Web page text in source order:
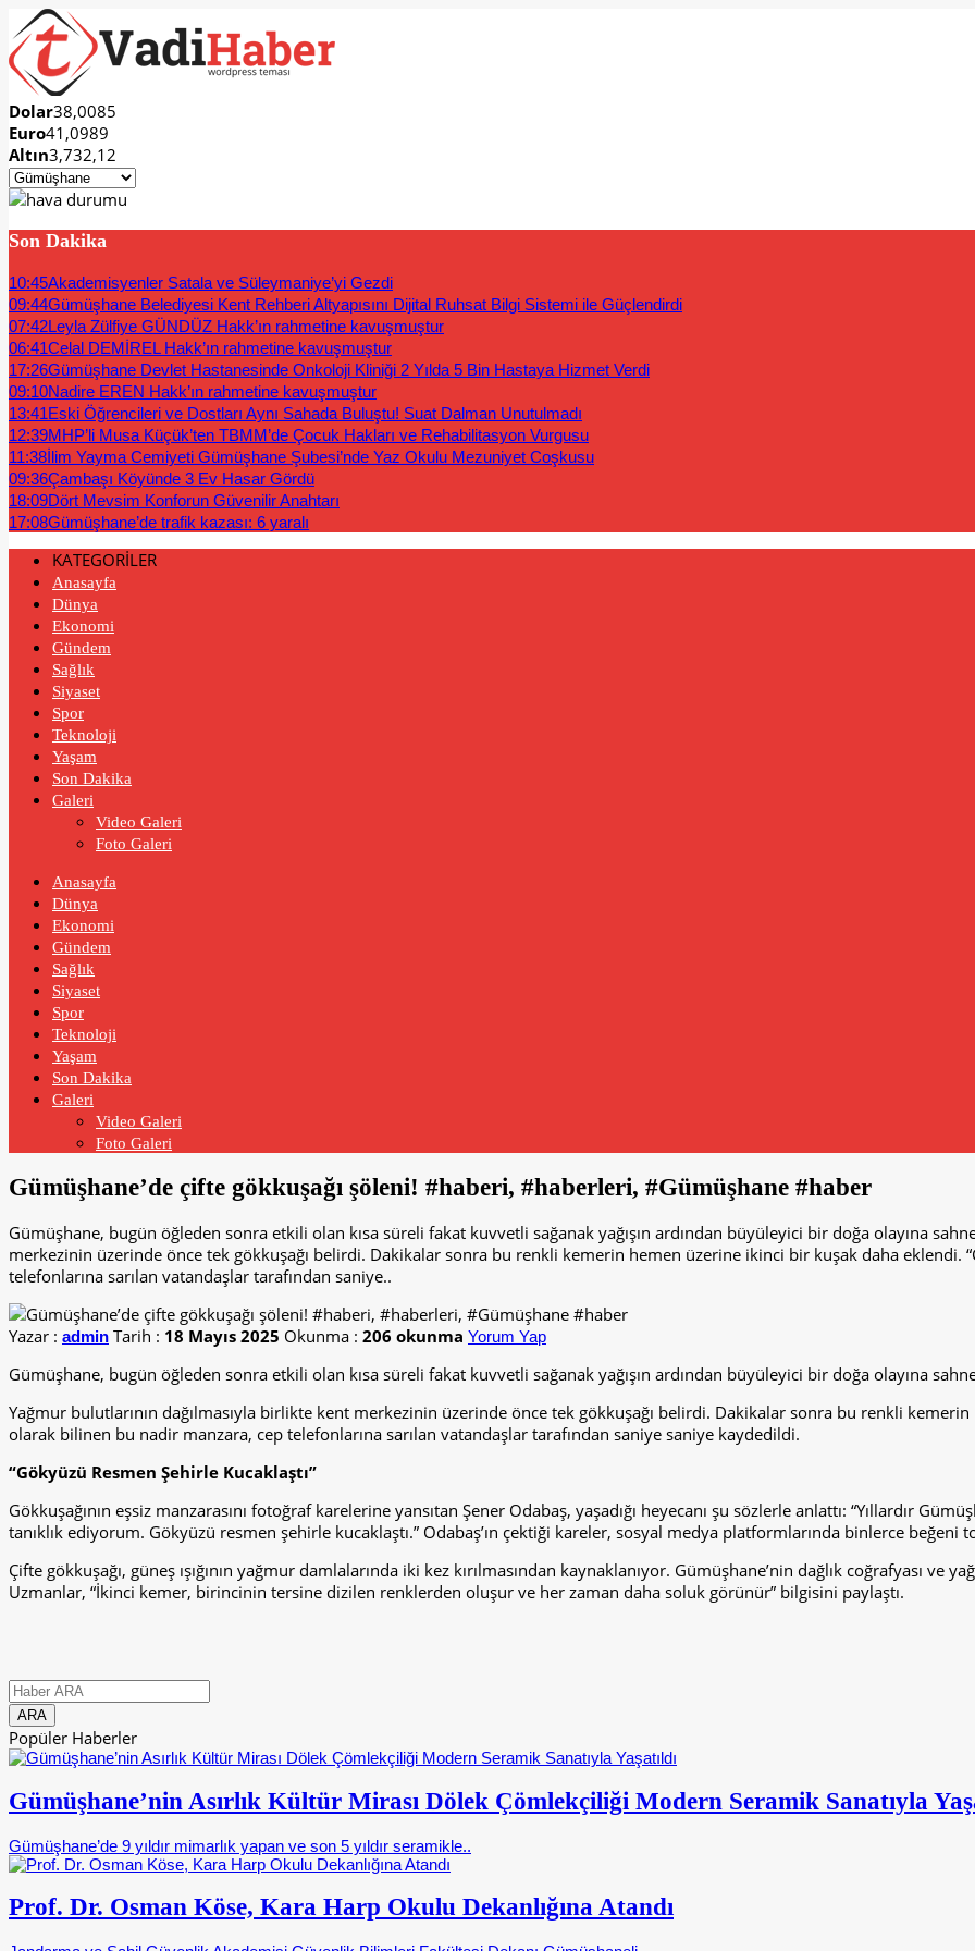
Dolar38,0085
Euro41,0989
Altın3,732,12
Son Dakika
10:45Akademisyenler Satala ve Süleymaniye’yi Gezdi
09:44Gümüşhane Belediyesi Kent Rehberi Altyapısını Dijital Ruhsat Bilgi Sistemi ile Güçlendirdi
07:42Leyla Zülfiye GÜNDÜZ Hakk’ın rahmetine kavuşmuştur
06:41Celal DEMİREL Hakk’ın rahmetine kavuşmuştur
17:26Gümüşhane Devlet Hastanesinde Onkoloji Kliniği 2 Yılda 5 Bin Hastaya Hizmet Verdi
09:10Nadire EREN Hakk’ın rahmetine kavuşmuştur
13:41Eski Öğrencileri ve Dostları Aynı Sahada Buluştu! Suat Dalman Unutulmadı
12:39MHP’li Musa Küçük’ten TBMM’de Çocuk Hakları ve Rehabilitasyon Vurgusu
11:38İlim Yayma Cemiyeti Gümüşhane Şubesi’nde Yaz Okulu Mezuniyet Coşkusu
09:36Çambaşı Köyünde 3 Ev Hasar Gördü
18:09Dört Mevsim Konforun Güvenilir Anahtarı
17:08Gümüşhane’de trafik kazası: 6 yaralı
KATEGORİLER
Anasayfa
Dünya
Ekonomi
Gündem
Sağlık
Siyaset
Spor
Teknoloji
Yaşam
Son Dakika
Galeri
Video Galeri
Foto Galeri
Anasayfa
Dünya
Ekonomi
Gündem
Sağlık
Siyaset
Spor
Teknoloji
Yaşam
Son Dakika
Galeri
Video Galeri
Foto Galeri
Gümüşhane’de çifte gökkuşağı şöleni! #haberi, #haberleri, #Gümüşhane #haber
Gümüşhane, bugün öğleden sonra etkili olan kısa süreli fakat kuvvetli sağanak yağışın ardından büyüleyici bir doğa olayına
merkezinin üzerinde önce tek gökkuşağı belirdi. Dakikalar sonra bu renkli kemerin hemen üzerine ikinci bir kuşak daha eklendi.
telefonlarına sarılan vatandaşlar tarafından saniye..
Yazar : admin Tarih : 18 Mayıs 2025 Okunma : 206 okunma Yorum Yap
Gümüşhane, bugün öğleden sonra etkili olan kısa süreli fakat kuvvetli sağanak yağışın ardından büyüleyici bir doğa olayına
Yağmur bulutlarının dağılmasıyla birlikte kent merkezinin üzerinde önce tek gökkuşağı belirdi. Dakikalar sonra bu renkli
olarak bilinen bu nadir manzara, cep telefonlarına sarılan vatandaşlar tarafından saniye saniye kaydedildi.
“Gökyüzü Resmen Şehirle Kucaklaştı”
Gökkuşağının eşsiz manzarasını fotoğraf karelerine yansıtan Şener Odabaş, yaşadığı heyecanı şu sözlerle anlattı: “Yıllardır
tanıklık ediyorum. Gökyüzü resmen şehirle kucaklaştı.” Odabaş’ın çektiği kareler, sosyal medya platformlarında binlerce beğeni
Çifte gökkuşağı, güneş ışığının yağmur damlalarında iki kez kırılmasından kaynaklanıyor. Gümüşhane’nin dağlık coğrafyası ve
Uzmanlar, “İkinci kemer, birincinin tersine dizilen renklerden oluşur ve her zaman daha soluk görünür” bilgisini paylaştı.
Popüler Haberler
Gümüşhane’nin Asırlık Kültür Mirası Dölek Çömlekçiliği Modern Seramik Sanatıyla
Gümüşhane’de 9 yıldır mimarlık yapan ve son 5 yıldır seramikle..
Prof. Dr. Osman Köse, Kara Harp Okulu Dekanlığına Atandı